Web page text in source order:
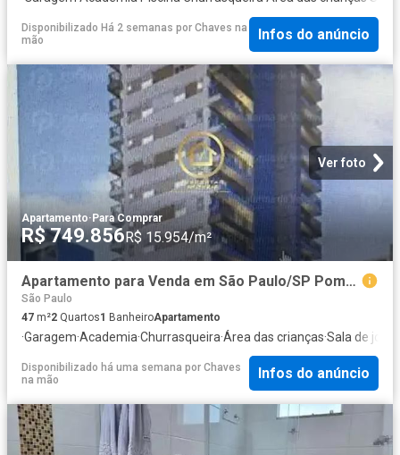
Disponibilizado Há 2 semanas por Chaves na
mão
Infos do anúncio
Ver foto
Apartamento· Para Comprar
R$ 749.856R$ 15.954/m²
Apartamento para Venda em São Paulo/SP Pompéia 2 Quartos
São Paulo
47 m²2 Quartos1 BanheiroApartamento
·Garagem·Academia·Churrasqueira·Área das crianças·Sala de
Disponibilizado há uma semana por Chaves
na mão
Infos do anúncio